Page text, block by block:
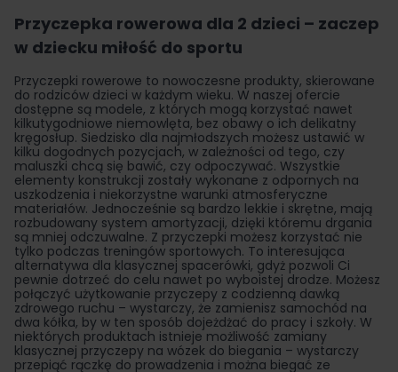
Przyczepka rowerowa dla 2 dzieci – zaczep
w dziecku miłość do sportu
Przyczepki rowerowe to nowoczesne produkty, skierowane
do rodziców dzieci w każdym wieku. W naszej ofercie
dostępne są modele, z których mogą korzystać nawet
kilkutygodniowe niemowlęta, bez obawy o ich delikatny
kręgosłup. Siedzisko dla najmłodszych możesz ustawić w
kilku dogodnych pozycjach, w zależności od tego, czy
maluszki chcą się bawić, czy odpoczywać. Wszystkie
elementy konstrukcji zostały wykonane z odpornych na
uszkodzenia i niekorzystne warunki atmosferyczne
materiałów. Jednocześnie są bardzo lekkie i skrętne, mają
rozbudowany system amortyzacji, dzięki któremu drgania
są mniej odczuwalne. Z przyczepki możesz korzystać nie
tylko podczas treningów sportowych. To interesująca
alternatywa dla klasycznej spacerówki, gdyż pozwoli Ci
pewnie dotrzeć do celu nawet po wyboistej drodze. Możesz
połączyć użytkowanie przyczepy z codzienną dawką
zdrowego ruchu – wystarczy, że zamienisz samochód na
dwa kółka, by w ten sposób dojeżdżać do pracy i szkoły. W
niektórych produktach istnieje możliwość zamiany
klasycznej przyczepy na wózek do biegania – wystarczy
przepiąć rączkę do prowadzenia i można biegać ze